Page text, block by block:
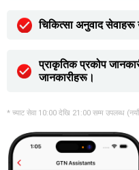
चिकित्सा अनुवाद
प्राकृतिक प्रकोप
जानकारीहरू।
* च्याट सेवा 10:00 देखि 21:00 सम्म उपलब्ध (नयाँ